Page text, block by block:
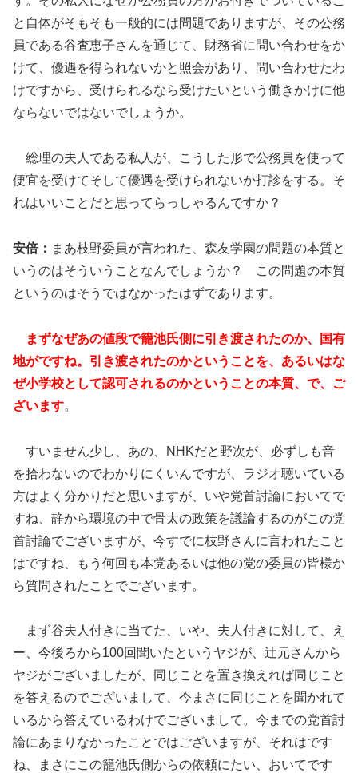
と自体がそもそも一般的には問題でありますが、その公務
員である谷査恵子さんを通じて、財務省に問い合わせをか
けて、優遇を得られないかと照会があり、問い合わせたわ
けですから、受けられるなら受けたいという働きかけに他
ならないではないでしょうか。
総理の夫人である私人が、こうした形で公務員を使って
便宜を受けてそして優遇を受けられないか打診をする。そ
れはいいことだと思ってらっしゃるんですか？
安倍： まあ枝野委員が言われた、森友学園の問題の本質と
いうのはそういうことなんでしょうか？ この問題の本質
というのはそうではなかったはずであります。
まずなぜあの値段で籠池氏側に引き渡されたのか、国有
地がですね。引き渡されたのかということを、あるいはな
ぜ小学校として認可されるのかということの本質、で、ご
ざいます。
すいません少し、あの、NHKだと野次が、必ずしも音
を拾わないのでわかりにくいんですが、ラジオ聴いている
方はよく分かりだと思いますが、いや党首討論においてで
すね、静から環境の中で骨太の政策を議論するのがこの党
首討論でございますが、今すでに枝野さんに言われたこと
はですね、もう何回も本党あるいは他の党の委員の皆様か
ら質問されたことでございます。
まず谷夫人付きに当てた、いや、夫人付きに対して、え
ー、今後ろから100回聞いたというヤジが、辻元さんから
ヤジがございましたが、同じことを置き換えれば同じこと
を答えるのでございまして、今まさに同じことを聞かれて
いるから答えているわけでございまして。今までの党首討
論にあまりなかったことではございますが、それはです
ね、まさにこの籠池氏側からの依頼にたい、おいてです